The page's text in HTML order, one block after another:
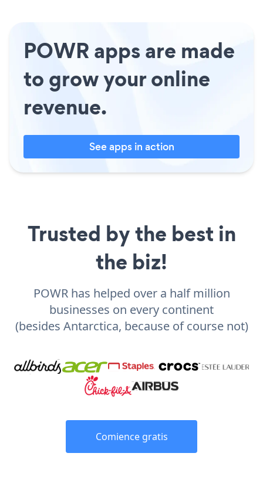
POWR apps are made
to grow your online
revenue.
See apps in action
Trusted by the best in
the biz!
POWR has helped over a half million
businesses on every continent
(besides Antarctica, because of course not)
Comience gratis